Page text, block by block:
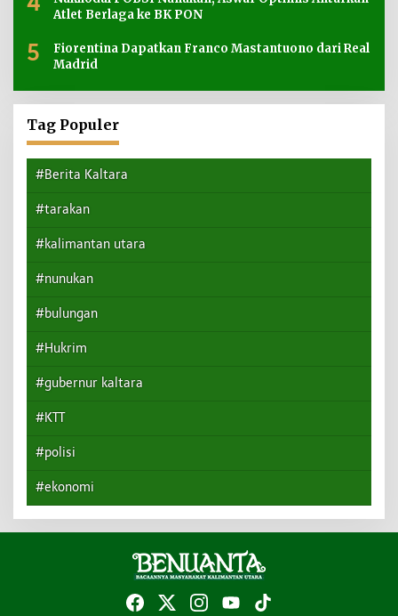
Atlet Berlaga ke BK PON
5
Fiorentina Dapatkan Franco Mastantuono dari Real
Madrid
Tag Populer
#Berita Kaltara
#tarakan
#kalimantan utara
#nunukan
#bulungan
#Hukrim
#gubernur kaltara
#KTT
#polisi
#ekonomi